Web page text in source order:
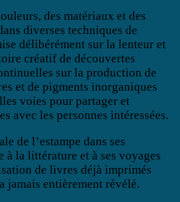
des matériaux et des
diverses techniques de
délibérément sur la lenteur et
créatif de découvertes
sur la production de
et de pigments inorganiques
voies pour partager et
avec les personnes intéressées.
de l’estampe dans ses
à la littérature et à ses voyages
de livres déjà imprimés
jamais entièrement révélé.